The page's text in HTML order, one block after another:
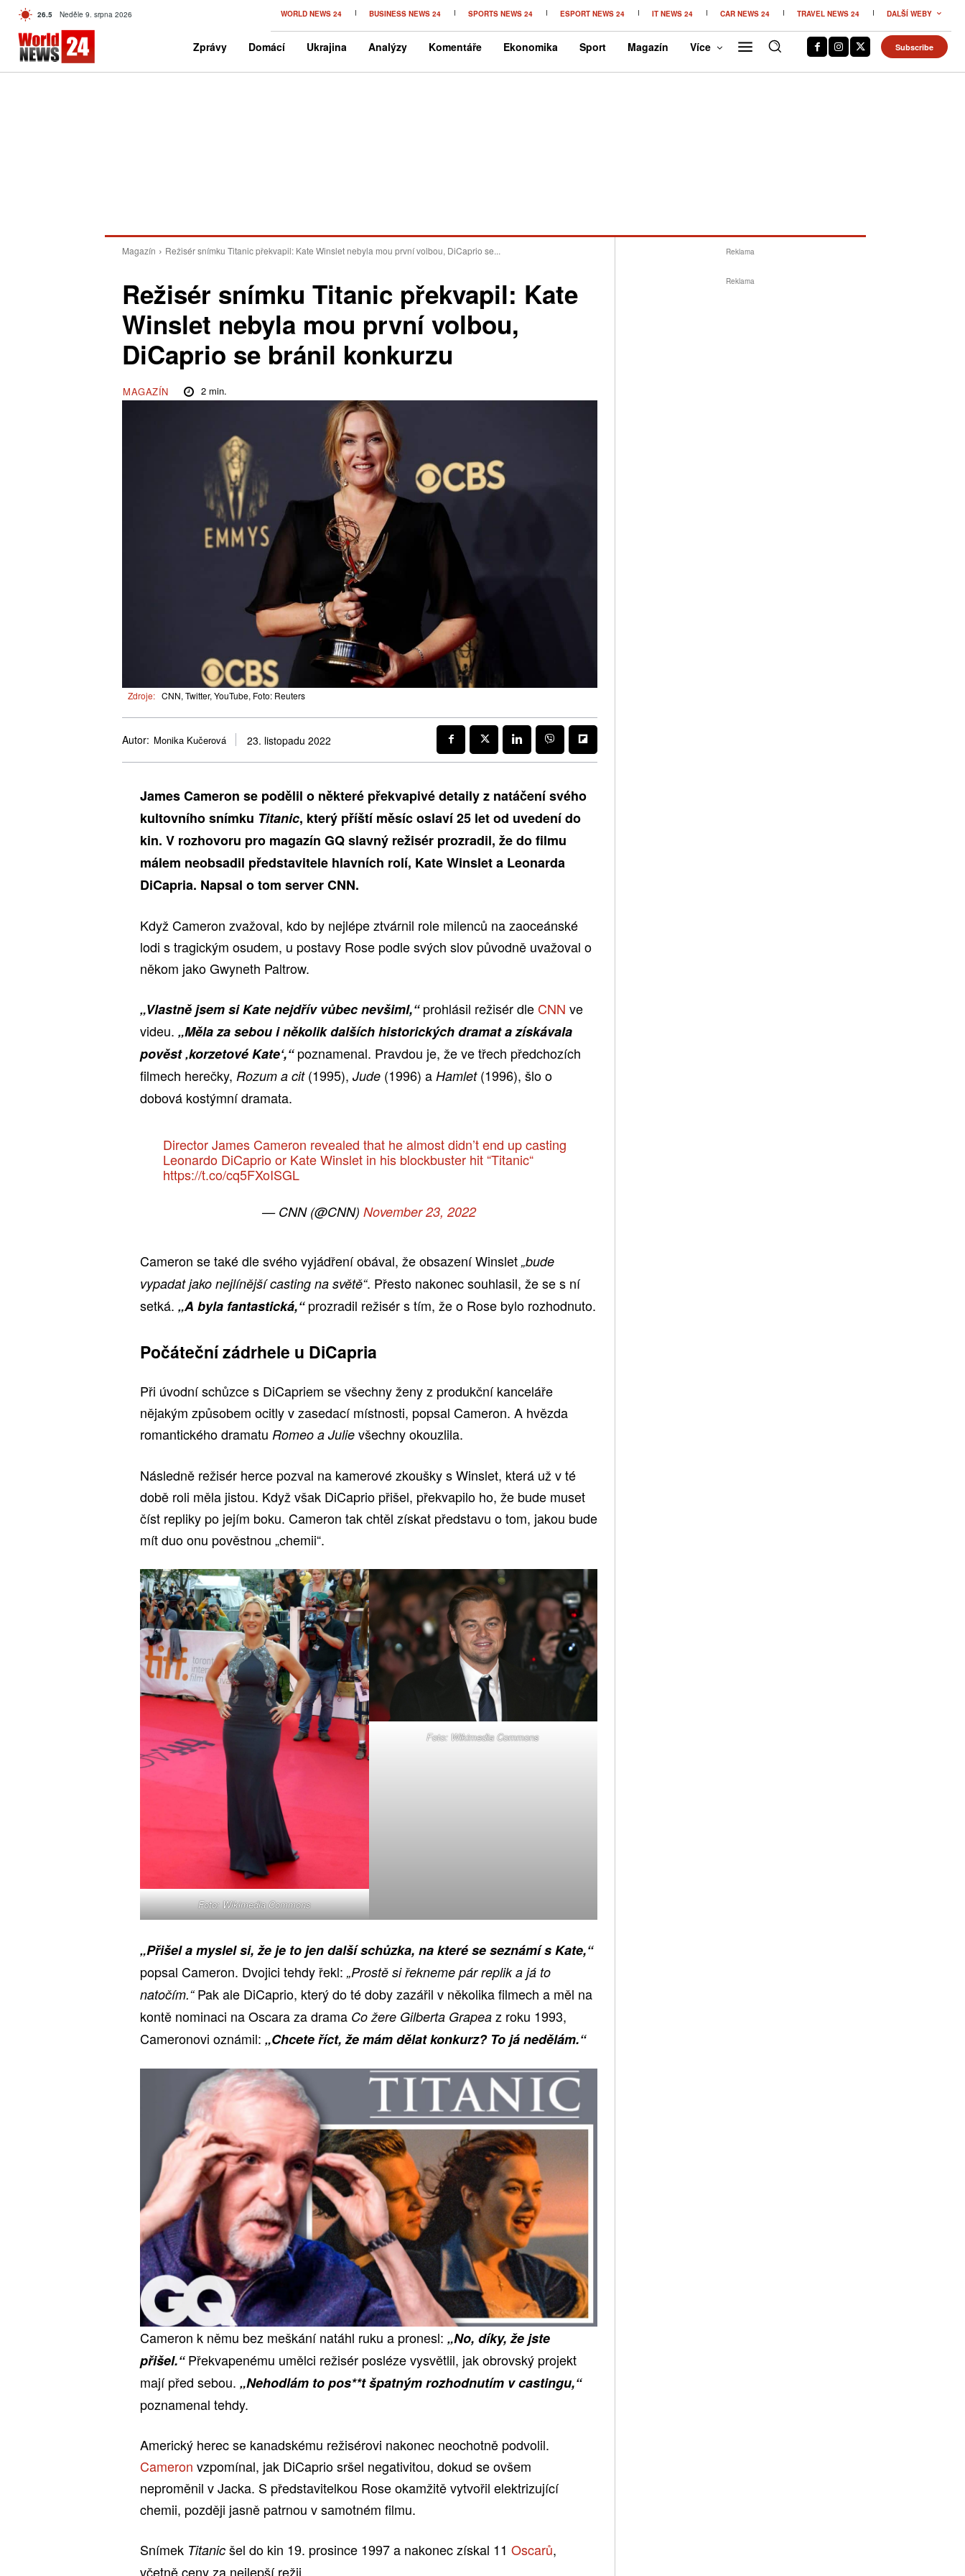
26.5 C Czech
Neděle 9. srpna 2026 WORLD NEWS 24 BUSINESS NEWS 24 SPORTS NEWS 24 ESPORT NEWS 24 IT NEWS 24 CAR NEWS 24 TRAVEL NEWS 24 DALŠÍ WEBY
Zprávy Domácí Ukrajina Analýzy Komentáře Ekonomika Sport Magazín Více Subscribe
Magazín Režisér snímku Titanic překvapil: Kate Winslet nebyla mou první volbou, DiCaprio se...
Režisér snímku Titanic překvapil: Kate
Winslet nebyla mou první volbou,
DiCaprio se bránil konkurzu
MAGAZÍN 2min.
Zdroje: CNN, Twitter, YouTube, Foto: Reuters
Autor: Monika Kučerová 23. listopadu 2022
James Cameron se podělil o některé překvapivé detaily z natáčení svého
kultovního snímku Titanic, který příští měsíc oslaví 25 let od uvedení do
kin. V rozhovoru pro magazín GQ slavný režisér prozradil, že do filmu
málem neobsadil představitele hlavních rolí, Kate Winslet a Leonarda
DiCapria. Napsal o tom server CNN.
Když Cameron zvažoval, kdo by nejlépe ztvárnil role milenců na zaoceánské
lodi s tragickým osudem, u postavy Rose podle svých slov původně uvažoval o
někom jako Gwyneth Paltrow.
„Vlastně jsem si Kate nejdřív vůbec nevšiml,“prohlásil režisér dle CNN ve
videu. „Měla za sebou i několik dalších historických dramat a získávala
pověst ‚korzetové Kate‘,“poznamenal. Pravdou je, že ve třech předchozích
filmech herečky, Rozum a cit(1995), Jude (1996) a Hamlet(1996), šlo o
dobová kostýmní dramata.
Director James Cameron revealed that he almost didn’t end up casting
Leonardo DiCaprio or Kate Winslet in his blockbuster hit “Titanic“
https://t.co/cq5FXoISGL
— CNN (@CNN) November 23, 2022
Cameron se také dle svého vyjádření obával, že obsazení Winslet „bude
vypadat jako nejlínější casting na světě“. Přesto nakonec souhlasil, že se s ní
setká. „A byla fantastická,“prozradil režisér s tím, že o Rose bylo rozhodnuto.
Počáteční zádrhele u DiCapria
Při úvodní schůzce s DiCapriem se všechny ženy z produkční kanceláře
nějakým způsobem ocitly v zasedací místnosti, popsal Cameron. A hvězda
romantického dramatu Romeo a Julie všechny okouzlila.
Následně režisér herce pozval na kamerové zkoušky s Winslet, která už v té
době roli měla jistou. Když však DiCaprio přišel, překvapilo ho, že bude muset
číst repliky po jejím boku. Cameron tak chtěl získat představu o tom, jakou bude
mít duo onu pověstnou „chemii“.
Foto: Wikimedia Commons
Foto: Wikimedia Commons
„Přišel a myslel si, že je to jen další schůzka, na které se seznámí s Kate,“
popsal Cameron. Dvojici tehdy řekl: „Prostě si řekneme pár replik a já to
natočím.“Pak ale DiCaprio, který do té doby zazářil v několika filmech a měl na
kontě nominaci na Oscara za drama Co žere Gilberta Grapea z roku 1993,
Cameronovi oznámil: „Chcete říct, že mám dělat konkurz? To já nedělám.“
Cameron k němu bez meškání natáhl ruku a pronesl: „No, díky, že jste
přišel.“Překvapenému umělci režisér posléze vysvětlil, jak obrovský projekt
mají před sebou. „Nehodlám to pos**t špatným rozhodnutím v castingu,“
poznamenal tehdy.
Americký herec se kanadskému režisérovi nakonec neochotně podvolil.
Cameron vzpomínal, jak DiCaprio sršel negativitou, dokud se ovšem
neproměnil v Jacka. S představitelkou Rose okamžitě vytvořil elektrizující
chemii, později jasně patrnou v samotném filmu.
Snímek Titanic šel do kin 19. prosince 1997 a nakonec získal 11 Oscarů,
včetně ceny za nejlepší režii.
Reklama
Reklama